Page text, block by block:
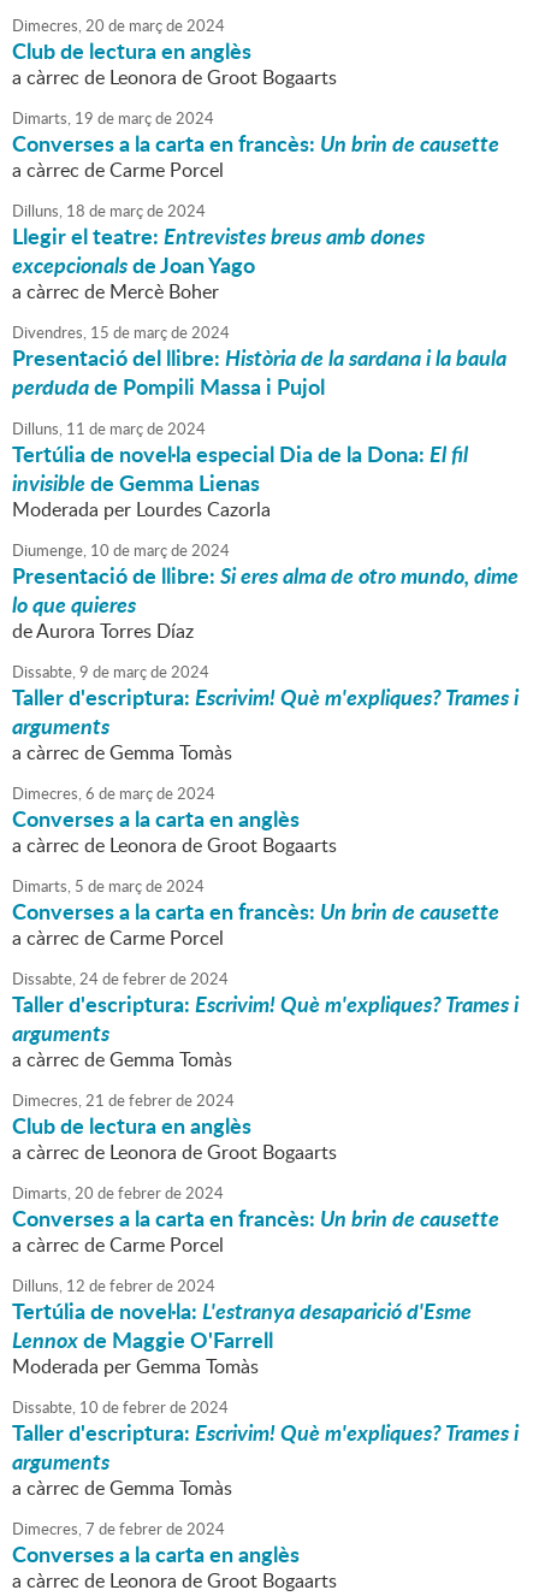
Dimecres,20 de marçde2024
Club de lectura en anglès
a càrrec de Leonora de Groot Bogaarts
Dimarts, 19 de marçde2024
Converses a la carta en francès: Un brin de causette
a càrrec de Carme Porcel
Dilluns, 18 de marçde2024
Llegir el teatre:Entrevistes breus amb dones
excepcionalsde Joan Yago
a càrrec de Mercè Boher
Divendres, 15 de marçde2024
Presentació del llibre:Història de la sardana i la baula
perdudade Pompili Massa i Pujol
Dilluns, 11 de marçde2024
Tertúlia de novel·la especial Dia de la Dona:El fil
invisiblede Gemma Lienas
Moderada per Lourdes Cazorla
Diumenge, 10 de marçde2024
Presentació de llibre:Si eres alma de otro mundo, dime
lo que quieres
de Aurora Torres Díaz
Dissabte,9 de marçde2024
Taller d'escriptura:Escrivim! Què m'expliques? Trames i
arguments
a càrrec de Gemma Tomàs
Dimecres,6 de marçde2024
Converses a la carta en anglès
a càrrec de Leonora de Groot Bogaarts
Dimarts, 5 de marçde2024
Converses a la carta en francès: Un brin de causette
a càrrec de Carme Porcel
Dissabte,24defebrerde2024
Taller d'escriptura:Escrivim! Què m'expliques? Trames i
arguments
a càrrec de Gemma Tomàs
Dimecres,21 defebrerde2024
Club de lectura en anglès
a càrrec de Leonora de Groot Bogaarts
Dimarts,20 defebrerde2024
Converses a la carta en francès: Un brin de causette
a càrrec de Carme Porcel
Dilluns, 12 defebrerde2024
Tertúlia de novel·la:L'estranya desaparició d'Esme
Lennoxde Maggie O'Farrell
Moderada per Gemma Tomàs
Dissabte, 10 defebrerde2024
Taller d'escriptura:Escrivim! Què m'expliques? Trames i
arguments
a càrrec de Gemma Tomàs
Dimecres,7 defebrerde2024
Converses a la carta en anglès
a càrrec de Leonora de Groot Bogaarts